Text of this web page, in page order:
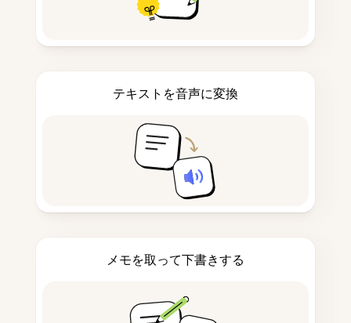
テキストを音声に変換
メモを取って下書きする